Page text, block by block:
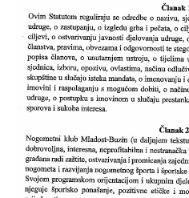
Seniori
Škola nogometa
Veterani
Savezi
Buzin